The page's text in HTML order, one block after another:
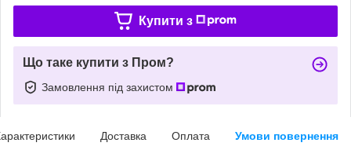
Купити з
Що таке купити з Пром?
Замовлення під захистом
Доставка Оплата Умови повернення